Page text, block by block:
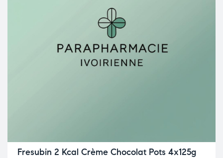
Fresubin 2 Kcal Crème Chocolat Pots 4x125g